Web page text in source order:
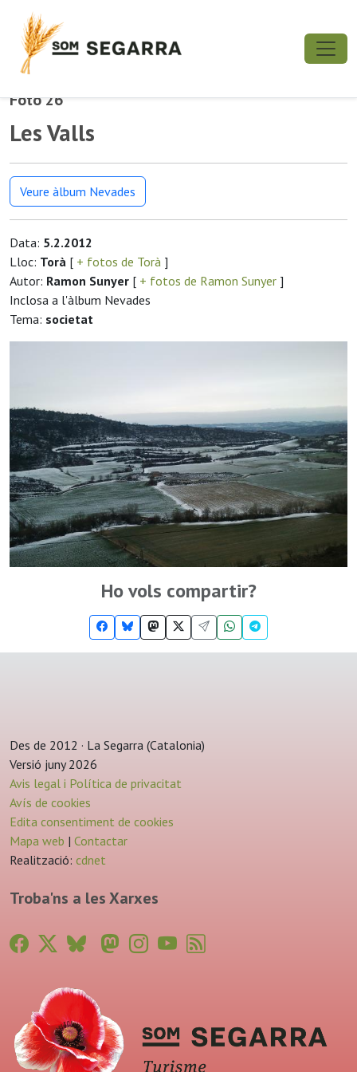
Foto 26
Les Valls
Veure àlbum Nevades
Data: 5.2.2012
Lloc: Torà [ + fotos de Torà ]
Autor: Ramon Sunyer [ + fotos de Ramon Sunyer ]
Inclosa a l'àlbum Nevades
Tema: societat
Ho vols compartir?
Des de 2012 · La Segarra (Catalonia)
Versió juny 2026
Avis legal i Política de privacitat
Avís de cookies
Edita consentiment de cookies
Mapa web | Contactar
Realització: cdnet
Troba'ns a les Xarxes